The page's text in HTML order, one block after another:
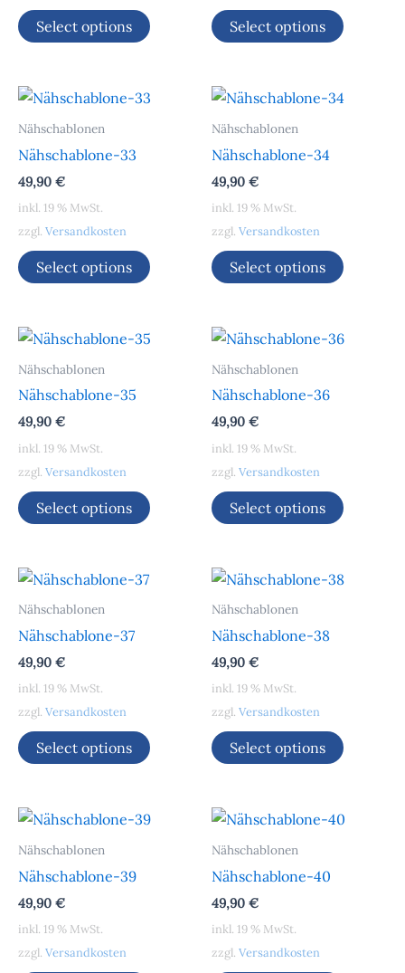
Select options Select options
Nähschablonen
Nähschablone-33
49,90 €
inkl. 19 % MwSt.
zzgl. Versandkosten
Select options
Nähschablonen
Nähschablone-34
49,90 €
inkl. 19 % MwSt.
zzgl. Versandkosten
Select options
Nähschablonen
Nähschablone-35
49,90 €
inkl. 19 % MwSt.
zzgl. Versandkosten
Select options
Nähschablonen
Nähschablone-36
49,90 €
inkl. 19 % MwSt.
zzgl. Versandkosten
Select options
Nähschablonen
Nähschablone-37
49,90 €
inkl. 19 % MwSt.
zzgl. Versandkosten
Select options
Nähschablonen
Nähschablone-38
49,90 €
inkl. 19 % MwSt.
zzgl. Versandkosten
Select options
Nähschablonen
Nähschablone-39
49,90 €
inkl. 19 % MwSt.
zzgl. Versandkosten
Nähschablonen
Nähschablone-40
49,90 €
inkl. 19 % MwSt.
zzgl. Versandkosten